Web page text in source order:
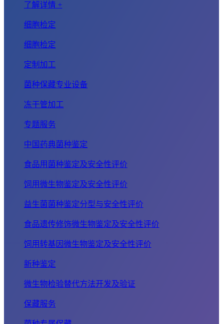
了解详情 +
细胞检定
细胞检定
定制加工
菌种保藏专业设备
冻干管加工
专题服务
中国药典菌种鉴定
食品用菌种鉴定及安全性评价
饲用微生物鉴定及安全性评价
益生菌菌种鉴定分型与安全性评价
食品遗传修饰微生物鉴定及安全性评价
饲用转基因微生物鉴定及安全性评价
新种鉴定
微生物检验替代方法开发及验证
保藏服务